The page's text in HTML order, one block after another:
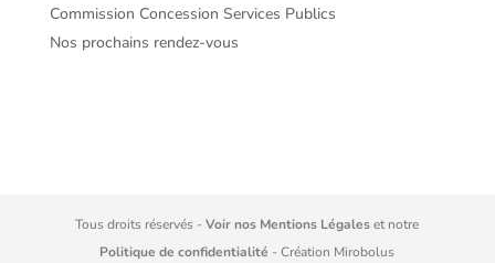
Commission Concession Services Publics
Nos prochains rendez-vous
Tous droits réservés -Voir nos Mentions Légaleset notre
Politique de confidentialité - Création Mirobolus